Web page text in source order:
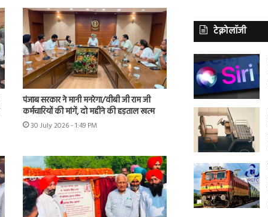
पंजाब सरकार ने मानी मनरेगा/वीबी जी राम जी
कर्मचारियों की मांगें, दो महीने की हड़ताल खत्म
30 July 2026 - 1:49 PM
टेक्नोलॉजी